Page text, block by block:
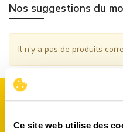
Ce site web utilise des
Nos suggestions du
Il n'y a pas de produits